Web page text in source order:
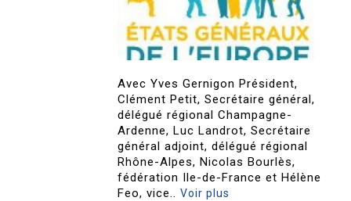
Avec Yves Gernigon Président,
Clément Petit, Secrétaire général,
délégué régional Champagne-
Ardenne, Luc Landrot, Secrétaire
général adjoint, délégué régional
Rhône-Alpes, Nicolas Bourlès,
fédération Ile-de-France et Hélène
Feo, vice..Voir plus